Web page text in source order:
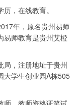
，在线教育。
年，原名贵州易师
易师教育是贵州艾橙
局，注册地址于贵州
大学生创业园A栋505
师、教师资格证笔试